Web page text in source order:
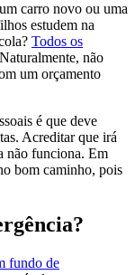
carro novo ou uma
estudem na
Todos os
não
um orçamento
é que deve
Acreditar que irá
não funciona. Em
bom caminho, pois
fundo de